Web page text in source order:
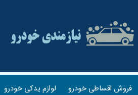
فروش اقساطی خودرو لوازم یدکی خودرو